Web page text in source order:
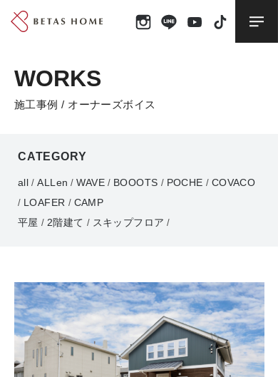
WORKS
施工事例 / オーナーズボイス
CATEGORY
all /ALLen /WAVE / BOOOTS / POCHE / COVACO
/ LOAFER / CAMP
平屋 / 2階建て / スキップフロア /